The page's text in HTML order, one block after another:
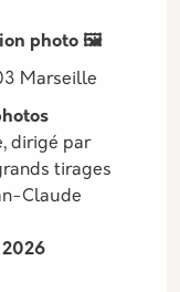
photo 🖼️
Marseille
dirigé par
tirages
Claude
2026